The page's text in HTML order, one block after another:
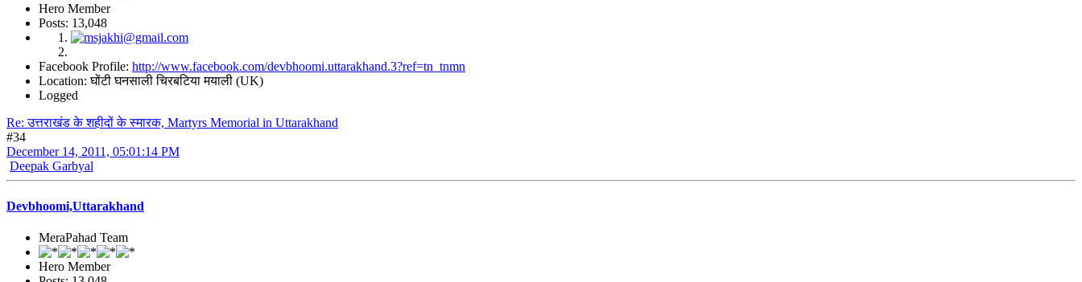
Hero Member
Posts: 13,048
Facebook Profile: http://www.facebook.com/devbhoomi.uttarakhand.3?ref=tn_tnmn
Location: घोंटी घनसाली चिरबटिया मयाली (UK)
Logged
Re: उत्तराखंड के शहीदों के स्मारक, Martyrs Memorial in Uttarakhand
#34
December 14, 2011, 05:01:14 PM
Deepak Garbyal
Devbhoomi,Uttarakhand
MeraPahad Team
Hero Member